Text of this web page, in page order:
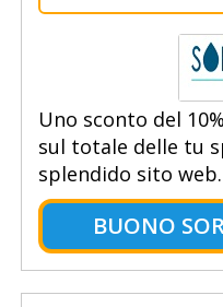
Uno sconto del
sul totale delle tu
splendido sito
BUONO